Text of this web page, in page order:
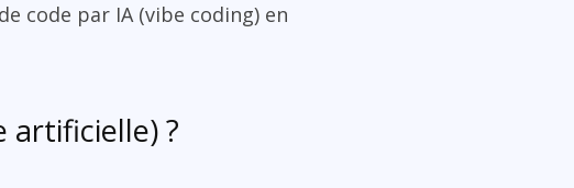
code par IA (vibe coding) en
artificielle) ?